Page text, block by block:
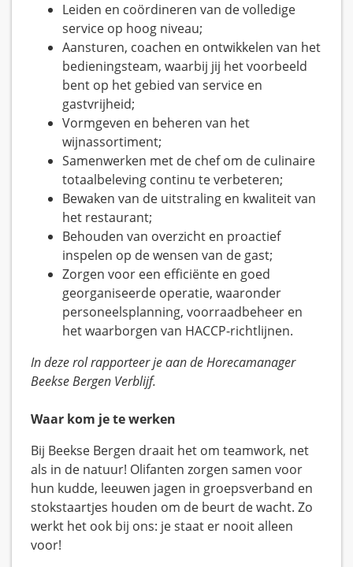
Leiden en coördineren van de volledige
service op hoog niveau;
Aansturen, coachen en ontwikkelen van het
bedieningsteam, waarbij jij het voorbeeld
bent op het gebied van service en
gastvrijheid;
Vormgeven en beheren van het
wijnassortiment;
Samenwerken met de chef om de culinaire
totaalbeleving continu te verbeteren;
Bewaken van de uitstraling en kwaliteit van
het restaurant;
Behouden van overzicht en proactief
inspelen op de wensen van de gast;
Zorgen voor een efficiënte en goed
georganiseerde operatie, waaronder
personeelsplanning, voorraadbeheer en
het waarborgen van HACCP-richtlijnen.
In deze rol rapporteer je aan de Horecamanager
Beekse Bergen Verblijf.
Waar kom je te werken
Bij Beekse Bergen draait het om teamwork, net
als in de natuur! Olifanten zorgen samen voor
hun kudde, leeuwen jagen in groepsverband en
stokstaartjes houden om de beurt de wacht. Zo
werkt het ook bij ons: je staat er nooit alleen
voor!